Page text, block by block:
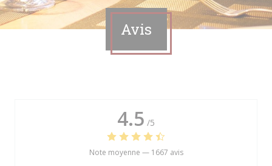
Avis
4.5 /5
Note moyenne — 1667 avis